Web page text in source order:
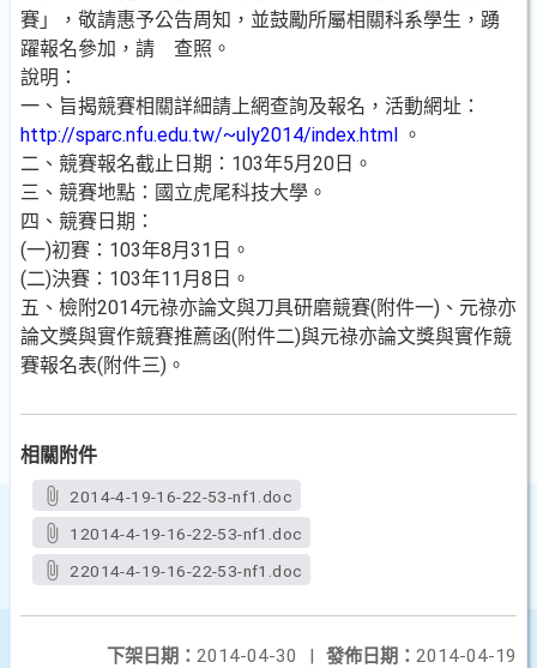
賽」，敬請惠予公告周知，並鼓勵所屬相關科系學生，踴
躍報名參加，請 查照。
說明：
一、旨揭競賽相關詳細請上網查詢及報名，活動網址：
http://sparc.nfu.edu.tw/~uly2014/index.html 。
二、競賽報名截止日期：103年5月20日。
三、競賽地點：國立虎尾科技大學。
四、競賽日期：
(一)初賽：103年8月31日。
(二)決賽：103年11月8日。
五、檢附2014元祿亦論文與刀具研磨競賽(附件一)、元祿亦
論文獎與實作競賽推薦函(附件二)與元祿亦論文獎與實作競
賽報名表(附件三)。
相關附件
2014-4-19-16-22-53-nf1.doc
12014-4-19-16-22-53-nf1.doc
22014-4-19-16-22-53-nf1.doc
發佈日期： 2014-04-19
下架日期： 2014-04-30
|